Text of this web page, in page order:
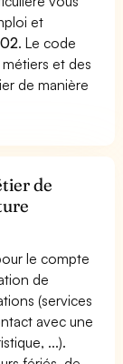
et
. Le code
et des
de manière
de
le compte
de
(services
avec une
...).